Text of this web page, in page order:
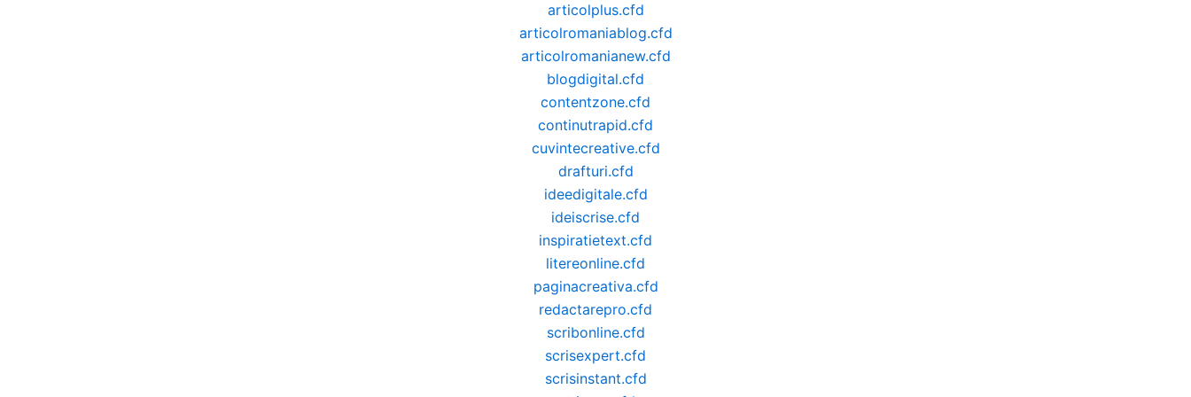
articolplus.cfd
articolromaniablog.cfd
articolromanianew.cfd
blogdigital.cfd
contentzone.cfd
continutrapid.cfd
cuvintecreative.cfd
drafturi.cfd
ideedigitale.cfd
ideiscrise.cfd
inspiratietext.cfd
litereonline.cfd
paginacreativa.cfd
redactarepro.cfd
scribonline.cfd
scrisexpert.cfd
scrisinstant.cfd